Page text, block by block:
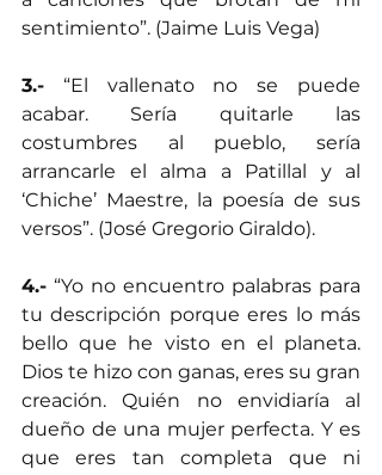
sentimiento”. (Jaime Luis Vega)
3.- “El vallenato no se puede
acabar. Sería quitarle las
costumbres al pueblo, sería
arrancarle el alma a Patillal y al
‘Chiche’ Maestre, la poesía de sus
versos”. (José Gregorio Giraldo).
4.- “Yo no encuentro palabras para
tu descripción porque eres lo más
bello que he visto en el planeta.
Dios te hizo con ganas, eres su gran
creación. Quién no envidiaría al
dueño de una mujer perfecta. Y es
que eres tan completa que ni